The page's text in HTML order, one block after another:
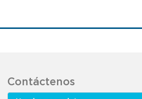
Contáctenos